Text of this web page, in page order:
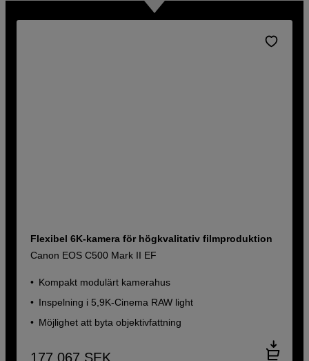
Flexibel 6K-kamera för högkvalitativ filmproduktion
Canon EOS C500 Mark II EF
Kompakt modulärt kamerahus
Inspelning i 5,9K-Cinema RAW light
Möjlighet att byta objektivfattning
177 067 SEK